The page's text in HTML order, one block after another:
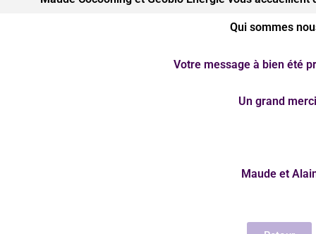
Qui sommes
Votre message à bien été
Un grand
Maude et